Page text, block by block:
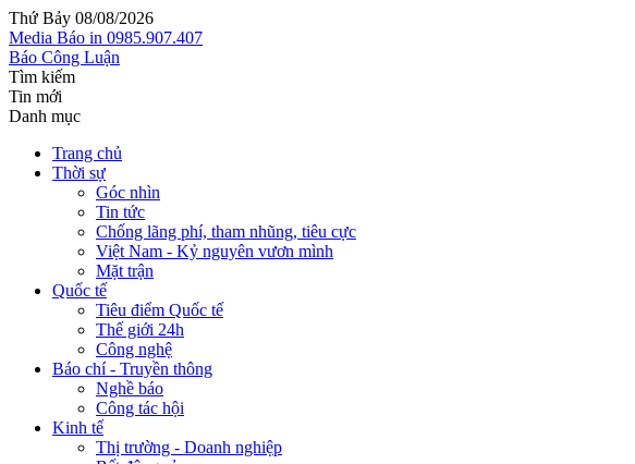
Thứ Bảy 08/08/2026
Media Báo in 0985.907.407
Báo Công Luận
Tìm kiếm
Tin mới
Danh mục
Trang chủ
Thời sự
Góc nhìn
Tin tức
Chống lãng phí, tham nhũng, tiêu cực
Việt Nam - Kỷ nguyên vươn mình
Mặt trận
Quốc tế
Tiêu điểm Quốc tế
Thế giới 24h
Công nghệ
Báo chí - Truyền thông
Nghề báo
Công tác hội
Kinh tế
Thị trường - Doanh nghiệp